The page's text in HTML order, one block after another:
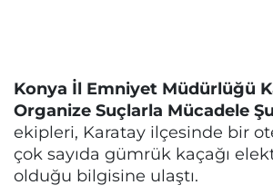
Konya İl Emniyet Müdürlüğü
Organize Suçlarla Mücadele
ekipleri, Karatay ilçesinde bir
çok sayıda gümrük kaçağı
olduğu bilgisine ulaştı.